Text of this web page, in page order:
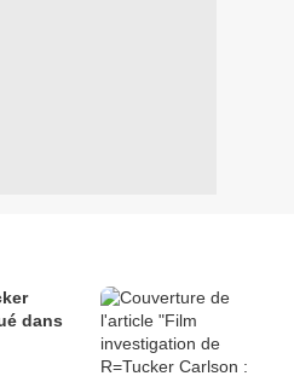
dans